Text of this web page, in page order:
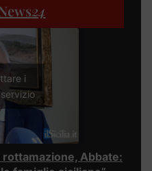
24
i
rottamazione, Abbate: